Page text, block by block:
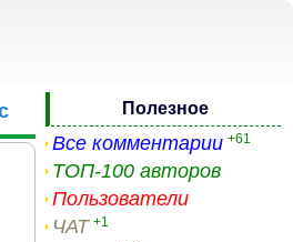
Полезное
Все комментарии +61
ТОП-100 авторов
Пользователи
ЧАТ +1